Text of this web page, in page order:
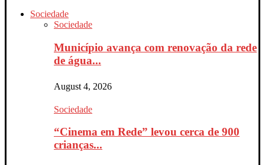
Sociedade
Sociedade
Município avança com renovação da rede
de água...
August 4, 2026
Sociedade
“Cinema em Rede” levou cerca de 900
crianças...